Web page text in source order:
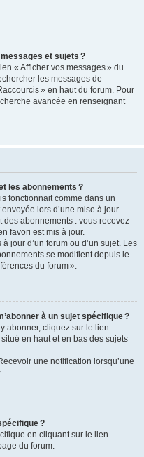
et sujets ?
« Afficher vos messages » du
les messages de
» en haut du forum. Pour
avancée en renseignant
les abonnements ?
fonctionnait comme dans un
lors d’une mise à jour.
des abonnements : vous recevez
favori est mis à jour.
jour d’un forum ou d’un sujet. Les
se modifient depuis le
du forum ».
à un sujet spécifique ?
abonner, cliquez sur le lien
en haut et en bas des sujets
une notification lorsqu’une
?
en cliquant sur le lien
du forum.